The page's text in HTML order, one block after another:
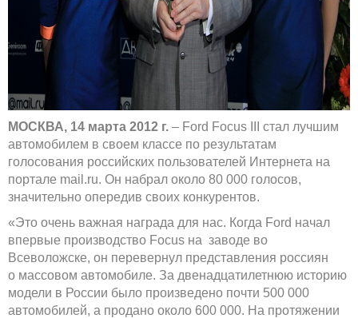
МОСКВА, 14 марта 2012 г. – Ford Focus III стал лучшим
автомобилем в своем классе по результатам
голосования российских пользователей Интернета на
портале mail.ru. Он набрал около 80 000 голосов,
значительно опередив своих конкурентов.
«Это очень важная награда для нас. Когда Ford начал
впервые производство Focus на заводе во
Всеволожске, он перевернул представления россиян
о массовом автомобиле. За двенадцатилетнюю историю
модели в России было произведено почти 500 000
автомобилей, а продано около 600 000. На протяжении